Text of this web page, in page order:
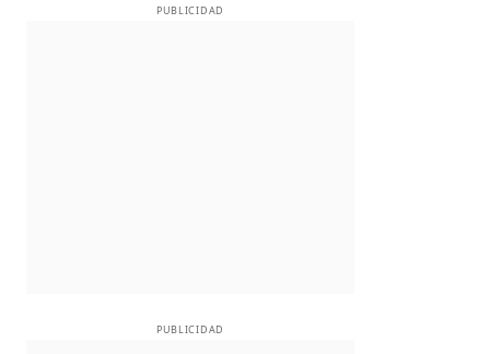
PUBLICIDAD
PUBLICIDAD